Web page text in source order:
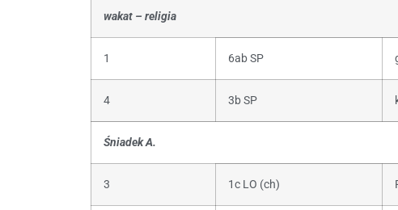
wakat – religia
1 6ab SP
4 3b SP
Śniadek A.
3 1c LO (ch)